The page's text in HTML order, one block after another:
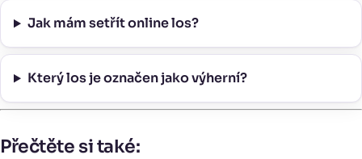
Jak mám setřít online los?
Který los je označen jako výherní?
Přečtěte si také: